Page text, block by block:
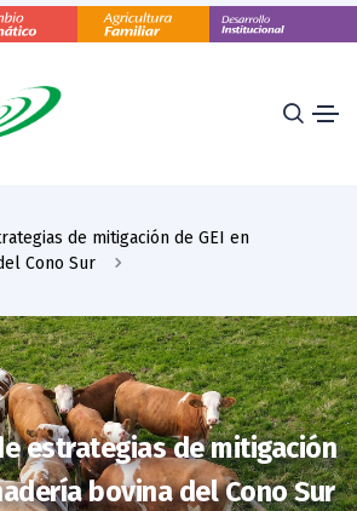
de mitigación de GEI en
Cono Sur
estrategias de mitigación
bovina del Cono Sur